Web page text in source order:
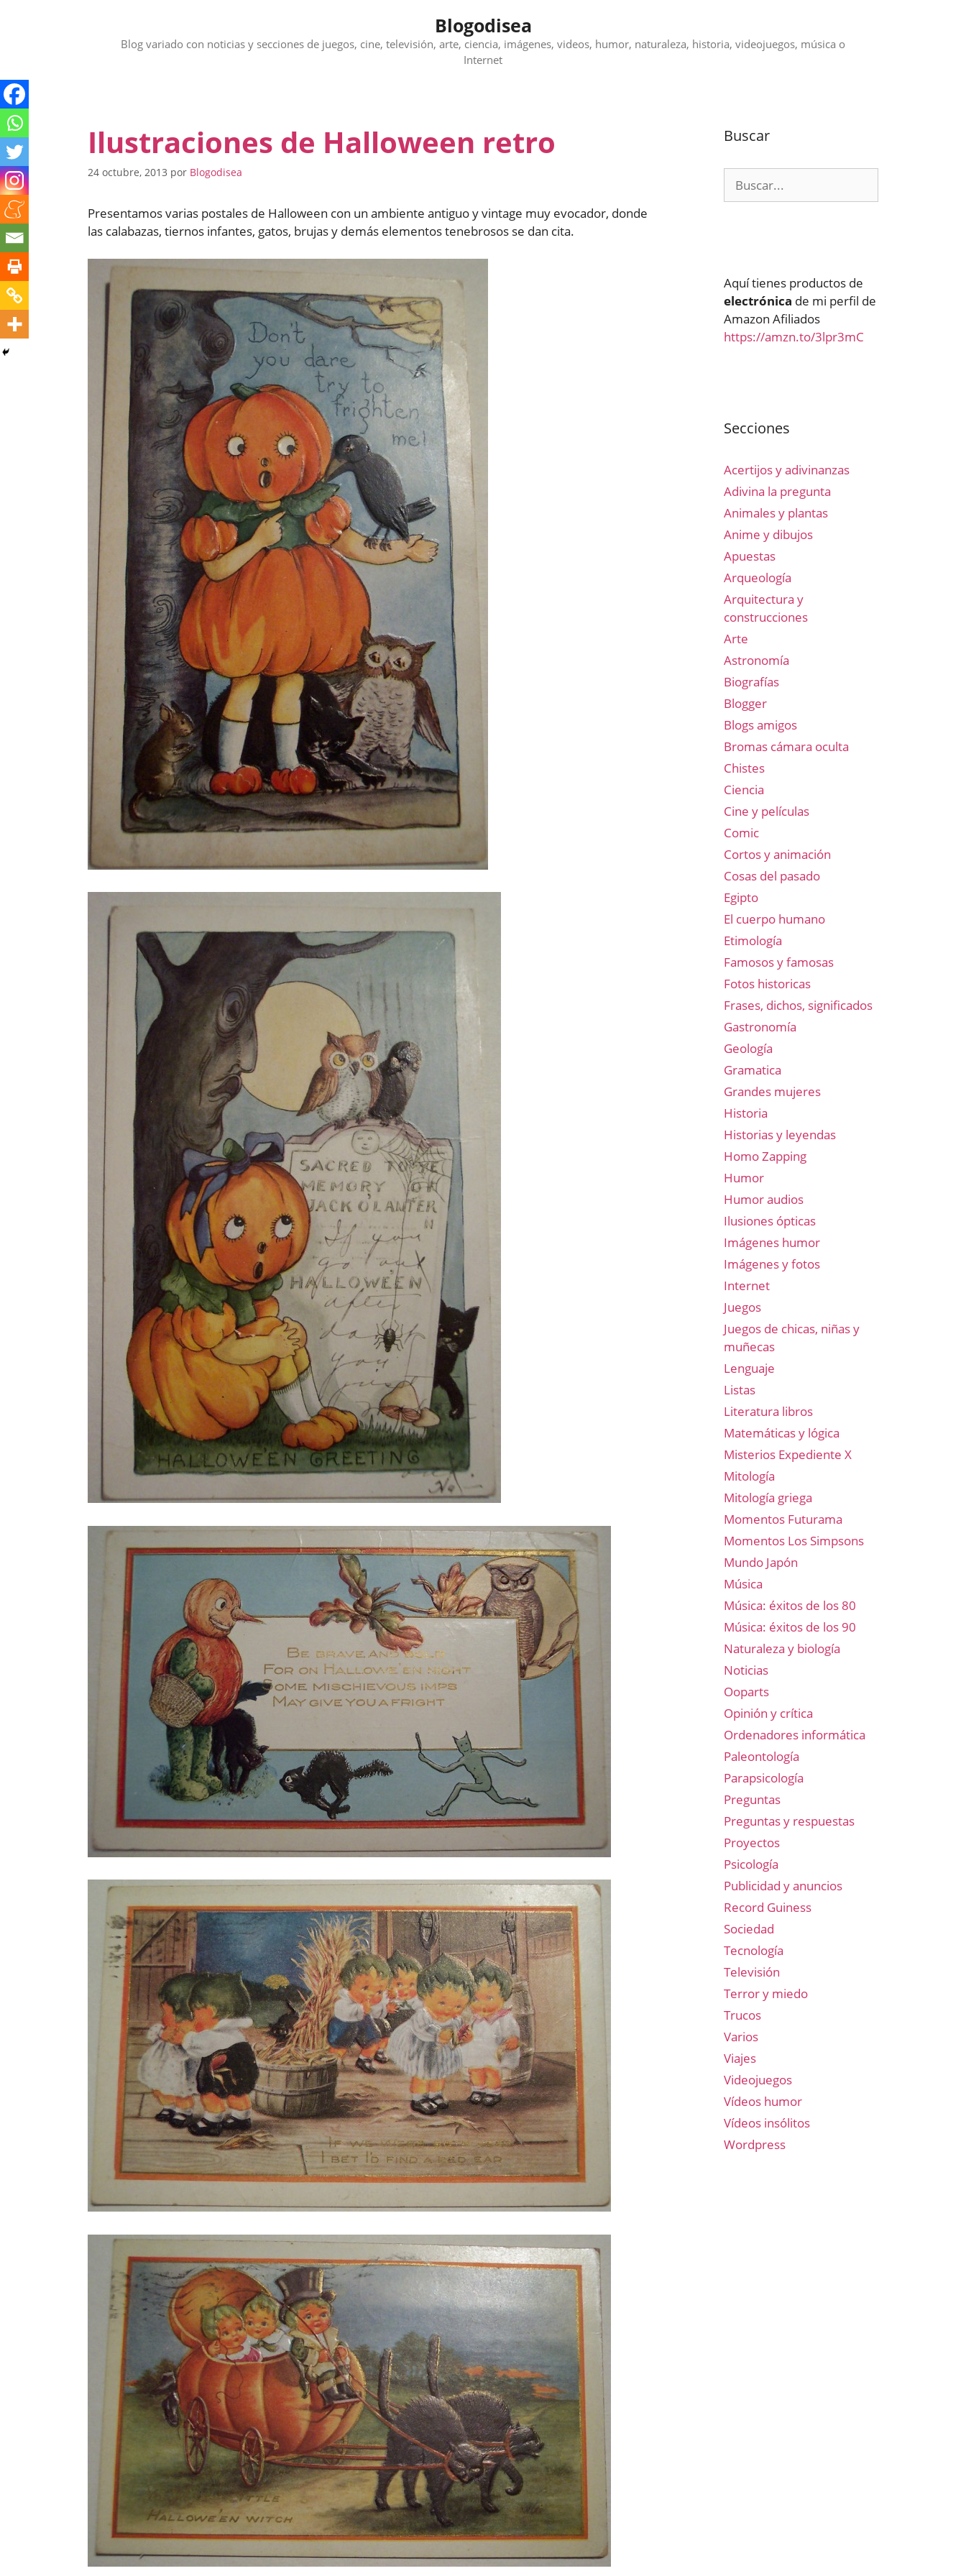
Blogodisea
Blog variado con noticias y secciones de juegos, cine, televisión, arte, ciencia, imágenes, videos, humor, naturaleza, historia, videojuegos, música o
Internet
Ilustraciones de Halloween retro
24 octubre, 2013 por Blogodisea
Presentamos varias postales de Halloween con un ambiente antiguo y vintage muy evocador, donde
las calabazas, tiernos infantes, gatos, brujas y demás elementos tenebrosos se dan cita.
Buscar
Aquí tienes productos de
electrónica de mi perfil de
Amazon Afiliados
https://amzn.to/3lpr3mC
Secciones
Acertijos y adivinanzas
Adivina la pregunta
Animales y plantas
Anime y dibujos
Apuestas
Arqueología
Arquitectura y
construcciones
Arte
Astronomía
Biografías
Blogger
Blogs amigos
Bromas cámara oculta
Chistes
Ciencia
Cine y películas
Comic
Cortos y animación
Cosas del pasado
Egipto
El cuerpo humano
Etimología
Famosos y famosas
Fotos historicas
Frases, dichos, significados
Gastronomía
Geología
Gramatica
Grandes mujeres
Historia
Historias y leyendas
Homo Zapping
Humor
Humor audios
Ilusiones ópticas
Imágenes humor
Imágenes y fotos
Internet
Juegos
Juegos de chicas, niñas y
muñecas
Lenguaje
Listas
Literatura libros
Matemáticas y lógica
Misterios Expediente X
Mitología
Mitología griega
Momentos Futurama
Momentos Los Simpsons
Mundo Japón
Música
Música: éxitos de los 80
Música: éxitos de los 90
Naturaleza y biología
Noticias
Ooparts
Opinión y crítica
Ordenadores informática
Paleontología
Parapsicología
Preguntas
Preguntas y respuestas
Proyectos
Psicología
Publicidad y anuncios
Record Guiness
Sociedad
Tecnología
Televisión
Terror y miedo
Trucos
Varios
Viajes
Videojuegos
Vídeos humor
Vídeos insólitos
Wordpress